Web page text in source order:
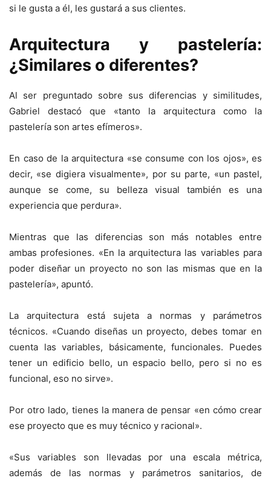
si le gusta a él, les gustará a sus clientes.
Arquitectura y pastelería:
¿Similares o diferentes?
Al ser preguntado sobre sus diferencias y similitudes,
Gabriel destacó que «tanto la arquitectura como la
pastelería son artes efímeros».
En caso de la arquitectura «se consume con los ojos», es
decir, «se digiera visualmente», por su parte, «un pastel,
aunque se come, su belleza visual también es una
experiencia que perdura».
Mientras que las diferencias son más notables entre
ambas profesiones. «En la arquitectura las variables para
poder diseñar un proyecto no son las mismas que en la
pastelería», apuntó.
La arquitectura está sujeta a normas y parámetros
técnicos. «Cuando diseñas un proyecto, debes tomar en
cuenta las variables, básicamente, funcionales. Puedes
tener un edificio bello, un espacio bello, pero si no es
funcional, eso no sirve».
Por otro lado, tienes la manera de pensar «en cómo crear
ese proyecto que es muy técnico y racional».
«Sus variables son llevadas por una escala métrica,
además de las normas y parámetros sanitarios, de